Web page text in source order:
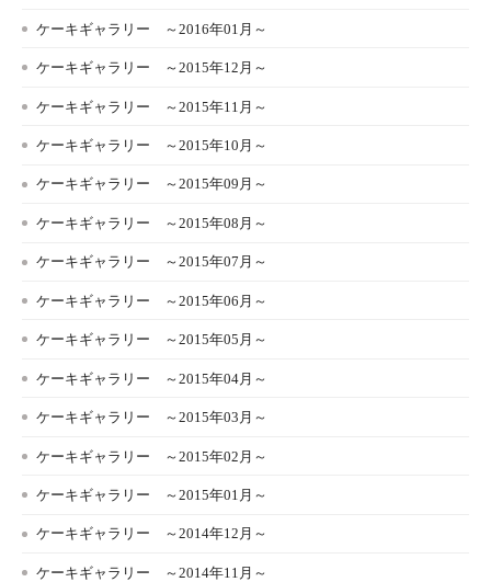
ケーキギャラリー ～2016年01月～
ケーキギャラリー ～2015年12月～
ケーキギャラリー ～2015年11月～
ケーキギャラリー ～2015年10月～
ケーキギャラリー ～2015年09月～
ケーキギャラリー ～2015年08月～
ケーキギャラリー ～2015年07月～
ケーキギャラリー ～2015年06月～
ケーキギャラリー ～2015年05月～
ケーキギャラリー ～2015年04月～
ケーキギャラリー ～2015年03月～
ケーキギャラリー ～2015年02月～
ケーキギャラリー ～2015年01月～
ケーキギャラリー ～2014年12月～
ケーキギャラリー ～2014年11月～